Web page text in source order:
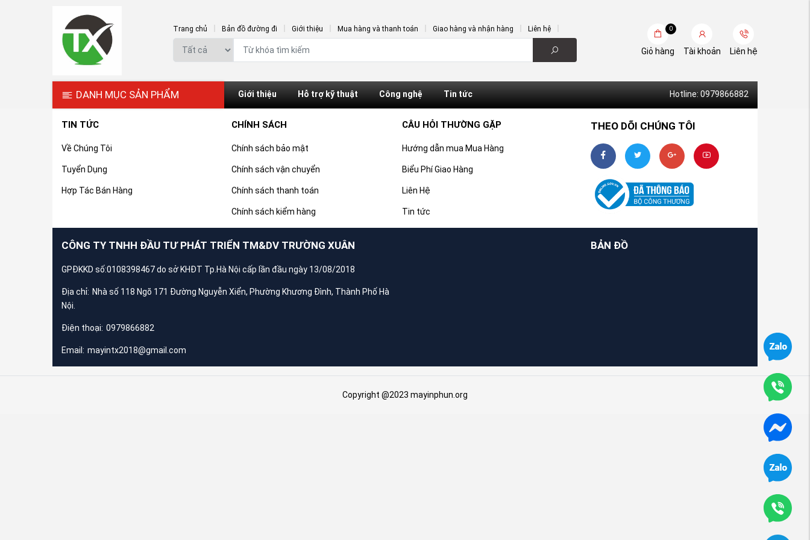
Trang chủ Bản đồ đường đi Giới thiệu Mua hàng và thanh toán Giao hàng và nhận hàng Liên hệ 0
Giỏ hàng Tài khoản Liên hệ
DANH MỤC SẢN PHẨM Giới thiệu Hỗ trợ kỹ thuật Công nghệ Tin tức Hotline: 0979866882
TIN TỨC
Về Chúng Tôi
Tuyển Dụng
Hợp Tác Bán Hàng
CHÍNH SÁCH
Chính sách bảo mật
Chính sách vận chuyển
Chính sách thanh toán
Chính sách kiểm hàng
CÂU HỎI THƯỜNG GẶP
Hướng dẫn mua Mua Hàng
Biểu Phí Giao Hàng
Liên Hệ
Tin tức
THEO DÕI CHÚNG TÔI
CÔNG TY TNHH ĐẦU TƯ PHÁT TRIỂN TM&DV TRƯỜNG XUÂN
GPĐKKD số:0108398467 do sở KHĐT Tp.Hà Nội cấp lần đầu ngày 13/08/2018
Địa chỉ: Nhà số 118 Ngõ 171 Đường Nguyễn Xiển, Phường Khương Đình, Thành Phố Hà
Nội.
Điện thoại: 0979866882
Email: mayintx2018@gmail.com
BẢN ĐỒ
Copyright @2023 mayinphun.org